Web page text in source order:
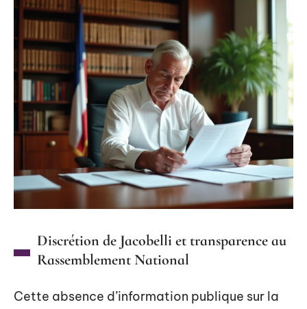
Discrétion de Jacobelli et transparence au
Rassemblement National
Cette absence d’information publique sur la